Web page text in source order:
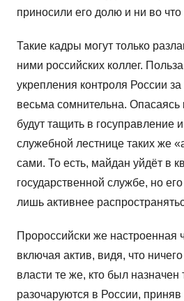
приносили его долю и ни во
Такие кадры могут только
ними российских коллег.
укрепления контроля России
весьма сомнительна. Опасаясь
будут тащить в госуправление
служебной лестнице таких же
сами. То есть, майдан уйдёт в
государственной службе, но
лишь активнее
Пророссийски же настроенная
включая актив, видя, что
власти те же, кто был назначен
разочаруются в России, приняв